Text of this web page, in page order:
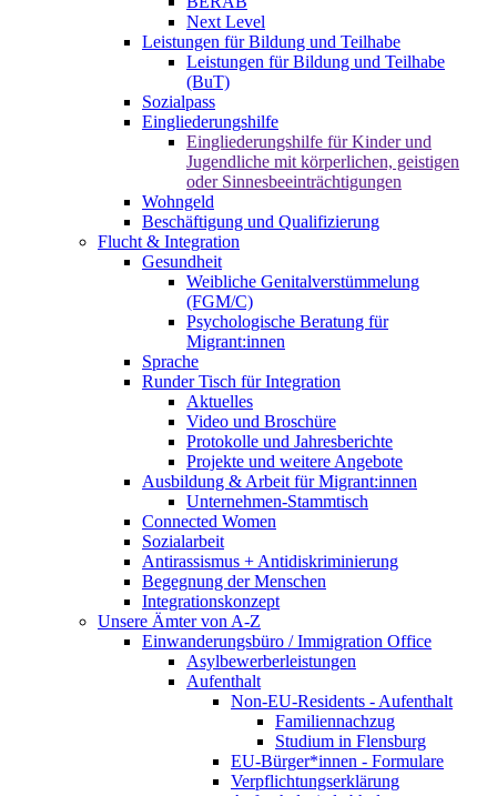
Next Level
Leistungen für Bildung und Teilhabe
Leistungen für Bildung und Teilhabe
(BuT)
Sozialpass
Eingliederungshilfe
Eingliederungshilfe für Kinder und
Jugendliche mit körperlichen, geistigen
oder Sinnesbeeinträchtigungen
Wohngeld
Beschäftigung und Qualifizierung
Flucht & Integration
Gesundheit
Weibliche Genitalverstümmelung
(FGM/C)
Psychologische Beratung für
Migrant:innen
Sprache
Runder Tisch für Integration
Aktuelles
Video und Broschüre
Protokolle und Jahresberichte
Projekte und weitere Angebote
Ausbildung & Arbeit für Migrant:innen
Unternehmen-Stammtisch
Connected Women
Sozialarbeit
Antirassismus + Antidiskriminierung
Begegnung der Menschen
Integrationskonzept
Unsere Ämter von A-Z
Einwanderungsbüro / Immigration Office
Asylbewerberleistungen
Aufenthalt
Non-EU-Residents - Aufenthalt
Familiennachzug
Studium in Flensburg
EU-Bürger*innen - Formulare
Verpflichtungserklärung